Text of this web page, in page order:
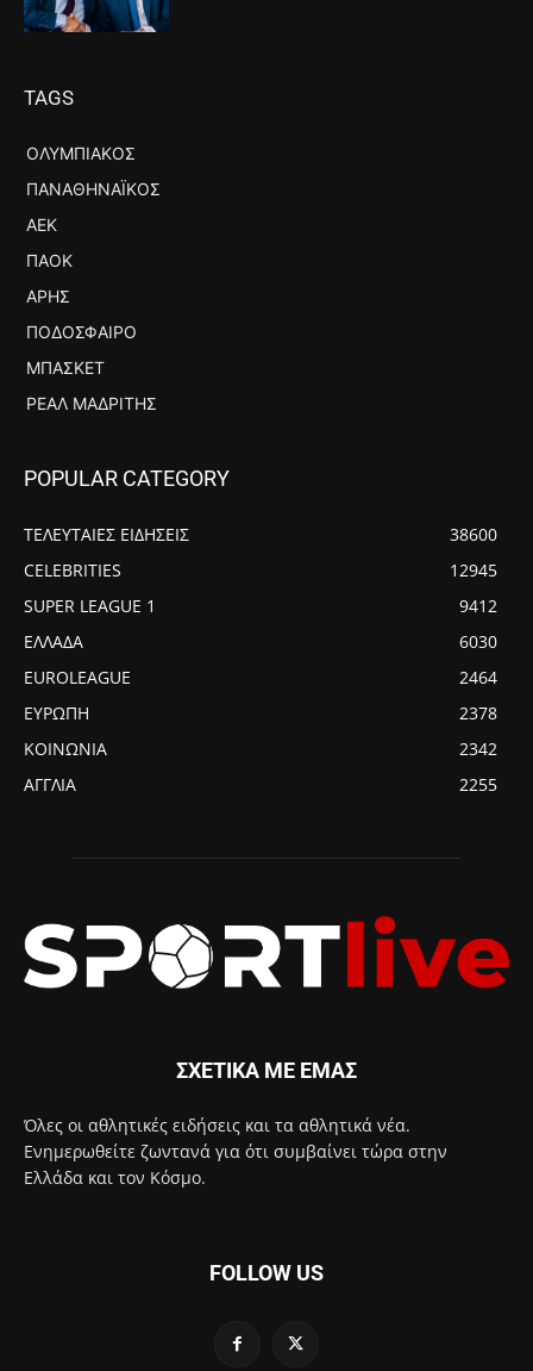
TAGS
ΟΛΥΜΠΙΑΚΌΣ
ΠΑΝΑΘΗΝΑΪΚΌΣ
ΑΕΚ
ΠΑΟΚ
ΆΡΗΣ
ΠΟΔΌΣΦΑΙΡΟ
ΜΠΆΣΚΕΤ
ΡΕΆΛ ΜΑΔΡΊΤΗΣ
POPULAR CATEGORY
ΤΕΛΕΥΤΑΙΕΣ ΕΙΔΗΣΕΙΣ
38600
CELEBRITIES
12945
SUPER LEAGUE 1
9412
ΕΛΛΑΔΑ
6030
EUROLEAGUE
2464
ΕΥΡΩΠΗ
2378
ΚΟΙΝΩΝΙΑ
2342
ΑΓΓΛΙΑ
2255
ΣΧΕΤΙΚΑ ΜΕ ΕΜΑΣ
Όλες οι αθλητικές ειδήσεις και τα αθλητικά νέα.
Ενημερωθείτε ζωντανά για ότι συμβαίνει τώρα στην
Ελλάδα και τον Κόσμο.
FOLLOW US